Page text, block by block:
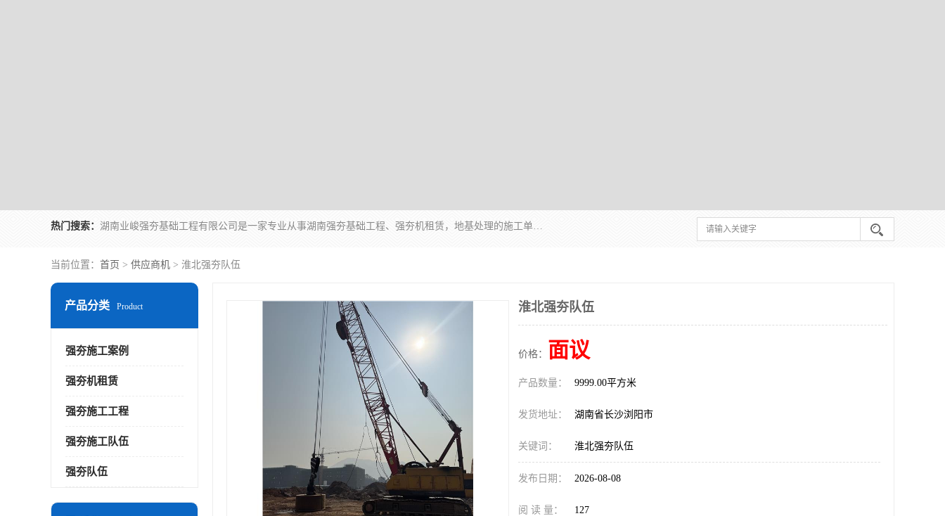
热门搜索： 湖南业峻强夯基础工程有限公司是一家专业从事湖南强夯基础工程、强夯机租赁，地基处理的施工单位。业务覆盖：湖南、广东，江西等地。可承接1000KN.m-25000KN.m强夯（置换）工程。公司创始人是国内较早期从事强夯施工的建设者，经过多年的一步一个脚印的发展，在行业内具有较高的度和良好的口碑。
当前位置： 首页 > 供应商机 > 淮北强夯队伍
产品分类 Product
强夯施工案例
强夯机租赁
强夯施工工程
强夯施工队伍
强夯队伍
淮北强夯队伍
价格： 面议
产品数量： 9999.00平方米
发货地址： 湖南省长沙浏阳市
关键词： 淮北强夯队伍
发布日期： 2026-08-08
阅 读 量： 127